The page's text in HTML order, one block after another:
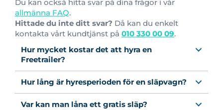
Du kan också hitta svar på dina frågor i vår
allmänna FAQ.
Hittade du inte ditt svar? Då kan du enkelt
kontakta vårt kundtjänst på 010 330 00 09.
Hur mycket kostar det att hyra en
Freetrailer?
Hur lång är hyresperioden för en släpvagn?
Var kan man låna ett gratis släp?